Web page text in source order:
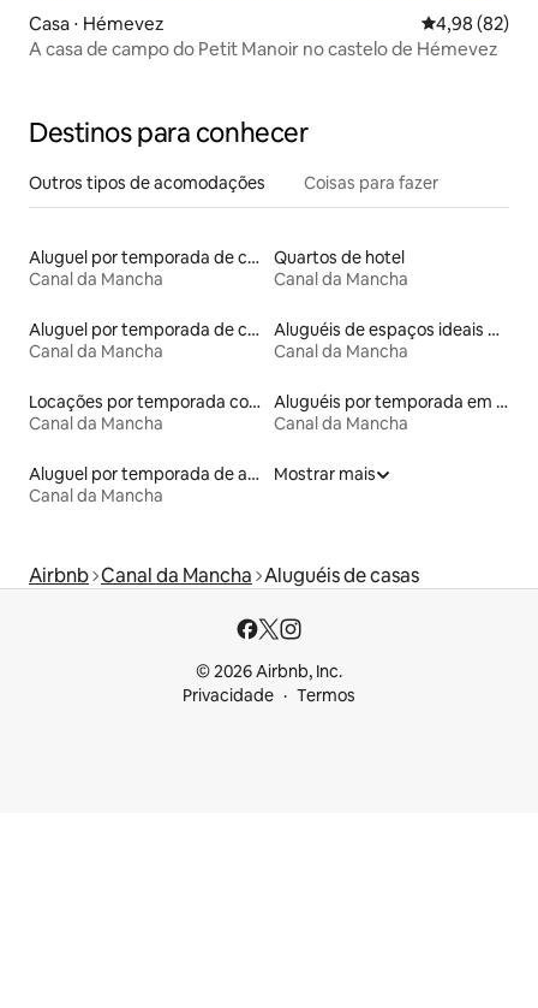
Casa ⋅ Hémevez 4,98 de uma
4,98 (82)
A casa de campo do Petit Manoir no castelo de Hémevez
Destinos para conhecer
Outros tipos de acomodações Coisas para fazer
Aluguel por temporada de casas arredondadas
Canal da Mancha
Quartos de hotel
Canal da Mancha
Aluguel por temporada de castelos
Canal da Mancha
Aluguéis de espaços ideais para famílias
Canal da Mancha
Locações por temporada com piscina
Canal da Mancha
Aluguéis por temporada em albergue
Canal da Mancha
Aluguel por temporada de apart-hotéis
Canal da Mancha
Mostrar mais
Airbnb Canal da Mancha Aluguéis de casas
© 2026 Airbnb, Inc.
Privacidade
Termos